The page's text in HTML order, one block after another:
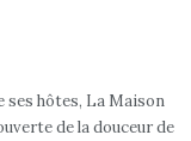
ses hôtes, La Maison
de la douceur de